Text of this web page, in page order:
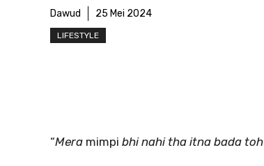
Dawud 25 Mei 2024
LIFESTYLE
“Mera mimpi bhi nahi tha itna bada toh